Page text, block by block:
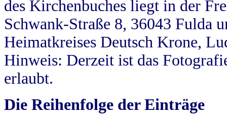
des Kirchenbuches liegt in der
Schwank-Straße 8, 36043 Fulda
Heimatkreises Deutsch Krone,
Hinweis: Derzeit ist das
erlaubt.
Die Reihenfolge der Einträge